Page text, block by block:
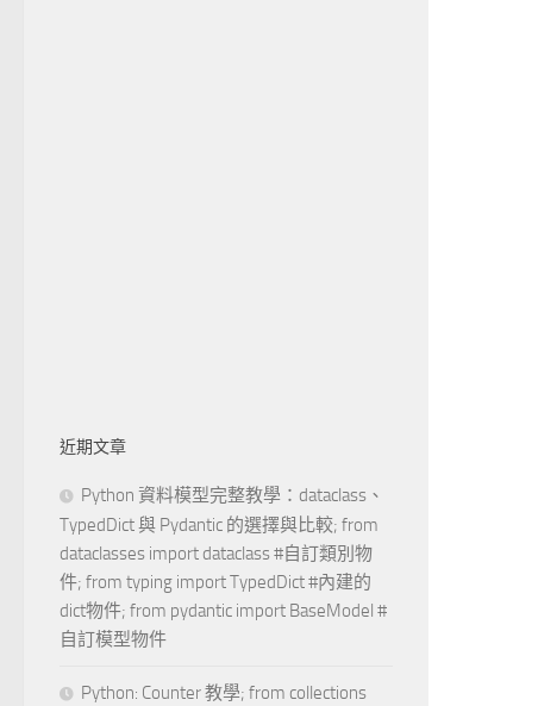
近期文章
Python 資料模型完整教學：dataclass、
TypedDict 與 Pydantic 的選擇與比較; from
dataclasses import dataclass #自訂類別物
件; from typing import TypedDict #內建的
dict物件; from pydantic import BaseModel #
自訂模型物件
Python: Counter 教學; from collections